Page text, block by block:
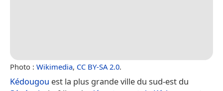
Photo : Wikimedia, CC BY-SA 2.0.
Kédougou est la plus grande ville du sud-est du